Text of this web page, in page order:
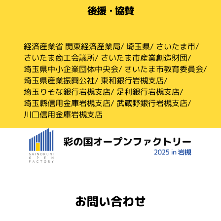
後援・協賛
経済産業省 関東経済産業局 埼玉県 さいたま市
さいたま商工会議所 さいたま市産業創造財団
埼玉県中小企業団体中央会 さいたま市教育委員会
埼玉県産業振興公社 東和銀行岩槻支店
埼玉りそな銀行岩槻支店 足利銀行岩槻支店
埼玉縣信用金庫岩槻支店 武蔵野銀行岩槻支店
川口信用金庫岩槻支店
お問い合わせ